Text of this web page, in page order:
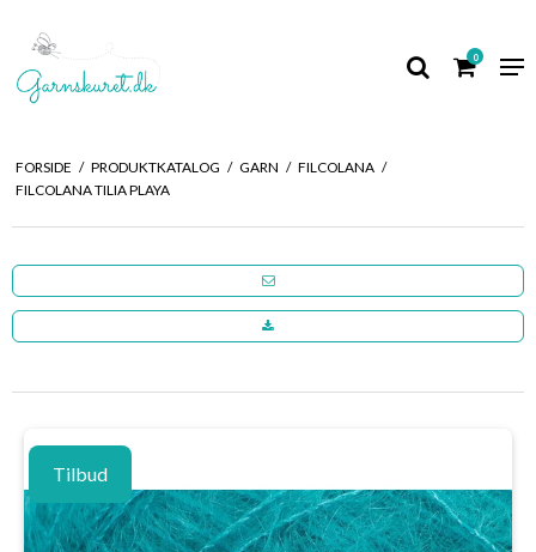
0
FORSIDE / PRODUKTKATALOG / GARN / FILCOLANA /
FILCOLANA TILIA PLAYA
Tilbud